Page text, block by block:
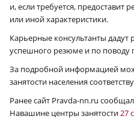
и, если требуется,
или иной характеристики.
Карьерные консультанты
успешного резюме и по поводу
За подробной информацией
занятости населения
Ранее сайт Pravda-nn.ru
Навашине центры занятости27